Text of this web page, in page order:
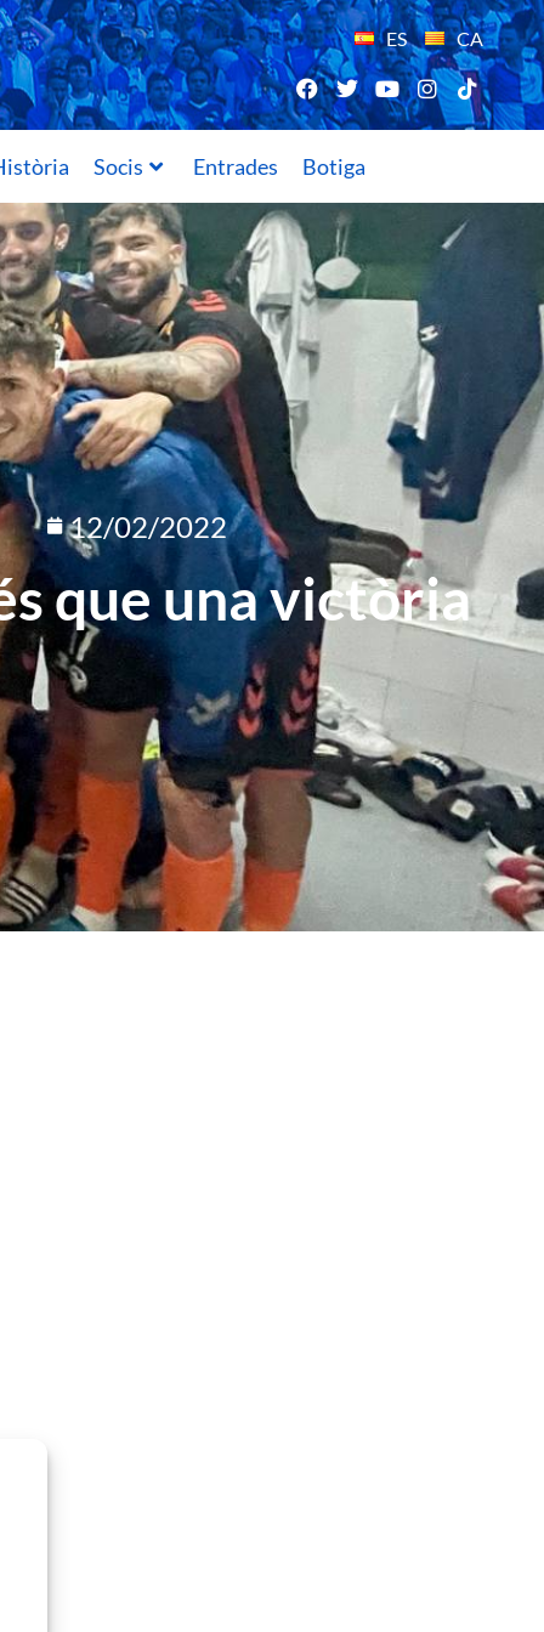
ES CA
Socis Entrades Botiga
12/02/2022
que una victòria